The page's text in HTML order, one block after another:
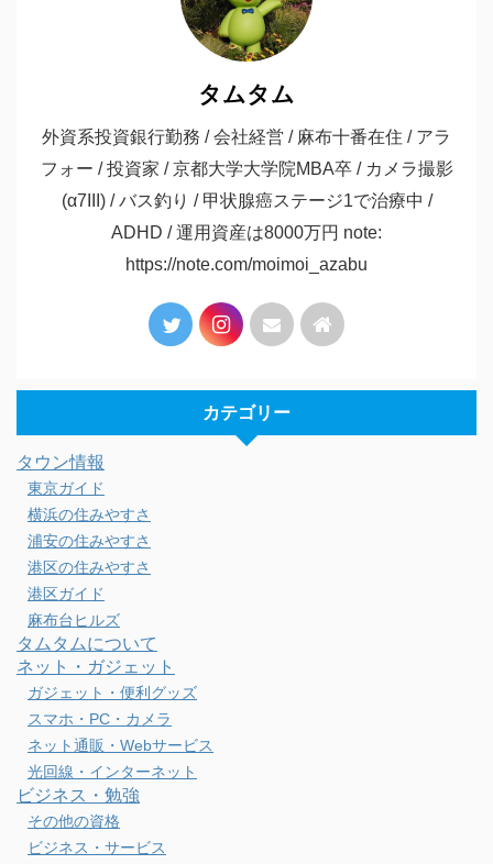
タムタム
外資系投資銀行勤務 / 会社経営 / 麻布十番在住 / アラ
フォー / 投資家 / 京都大学大学院MBA卒 / カメラ撮影
(α7III) / バス釣り / 甲状腺癌ステージ1で治療中 /
ADHD / 運用資産は8000万円 note:
https://note.com/moimoi_azabu
カテゴリー
タウン情報
東京ガイド
横浜の住みやすさ
浦安の住みやすさ
港区の住みやすさ
港区ガイド
麻布台ヒルズ
タムタムについて
ネット・ガジェット
ガジェット・便利グッズ
スマホ・PC・カメラ
ネット通販・Webサービス
光回線・インターネット
ビジネス・勉強
その他の資格
ビジネス・サービス